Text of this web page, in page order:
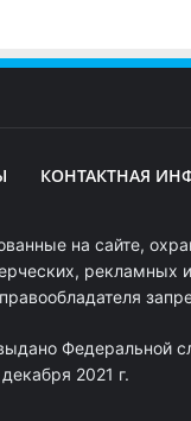
КОНТАКТНАЯ
на сайте,
рекламных
Федеральной
2021 г.